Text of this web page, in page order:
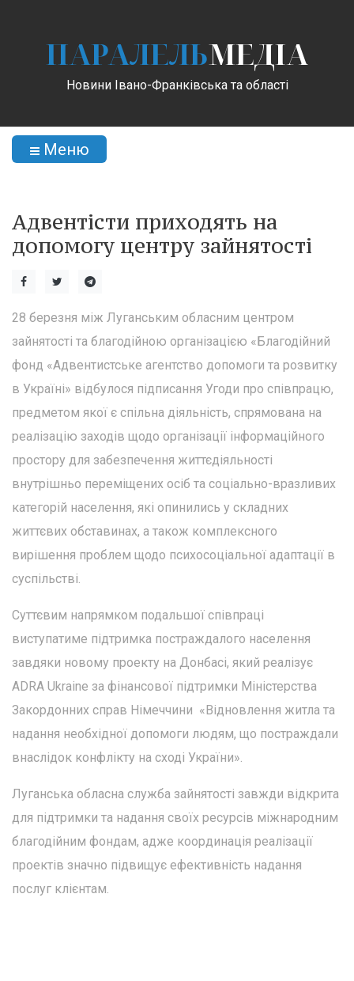
ПАРАЛЕЛЬМЕДІА
Новини Івано-Франківська та області
Меню
Адвентісти приходять на
допомогу центру зайнятості
28 березня між Луганським обласним центром
зайнятості та благодійною організацією «Благодійний
фонд «Адвентистське агентство допомоги та розвитку
в Україні» відбулося підписання Угоди про співпрацю,
предметом якої є спільна діяльність, спрямована на
реалізацію заходів щодо організації інформаційного
простору для забезпечення життєдіяльності
внутрішньо переміщених осіб та соціально-вразливих
категорій населення, які опинились у складних
життєвих обставинах, а також комплексного
вирішення проблем щодо психосоціальної адаптації в
суспільстві.
Суттєвим напрямком подальшої співпраці
виступатиме підтримка постраждалого населення
завдяки новому проекту на Донбасі, який реалізує
ADRA Ukraine за фінансової підтримки Міністерства
Закордонних справ Німеччини «Відновлення житла та
надання необхідної допомоги людям, що постраждали
внаслідок конфлікту на сході України».
Луганська обласна служба зайнятості завжди відкрита
для підтримки та надання своїх ресурсів міжнародним
благодійним фондам, адже координація реалізації
проектів значно підвищує ефективність надання
послуг клієнтам.